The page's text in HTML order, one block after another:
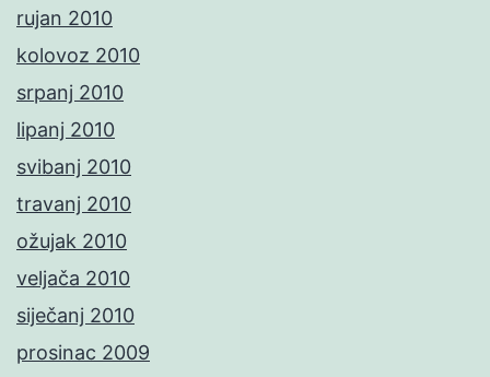
rujan 2010
kolovoz 2010
srpanj 2010
lipanj 2010
svibanj 2010
travanj 2010
ožujak 2010
veljača 2010
siječanj 2010
prosinac 2009